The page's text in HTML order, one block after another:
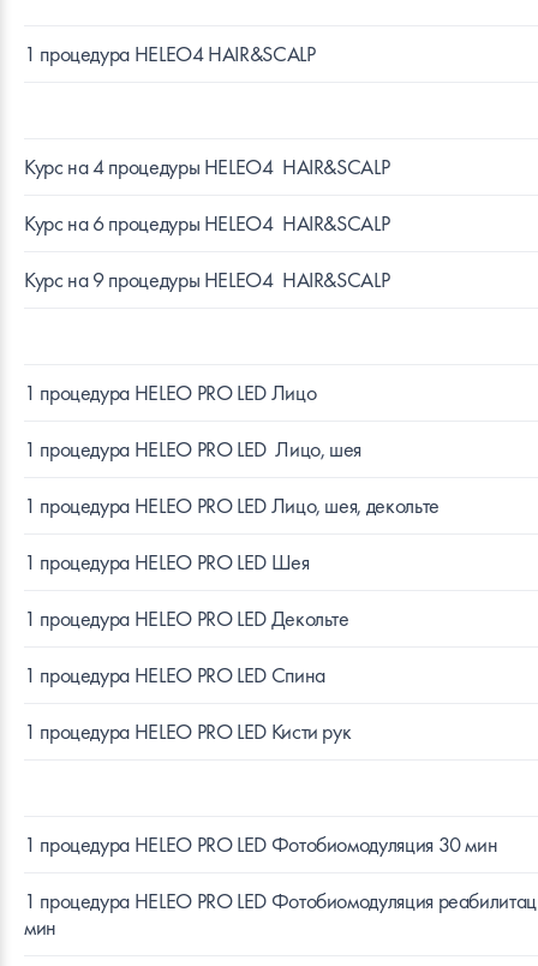
1 процедура HELEO4 HAIR&SCALP
Курс на 4 процедуры HELEO4 HAIR&SCALP
Курс на 6 процедуры HELEO4 HAIR&SCALP
Курс на 9 процедуры HELEO4 HAIR&SCALP
1 процедура HELEO PRO LED Лицо
1 процедура HELEO PRO LED Лицо, шея
1 процедура HELEO PRO LED Лицо, шея, декольте
1 процедура HELEO PRO LED Шея
1 процедура HELEO PRO LED Декольте
1 процедура HELEO PRO LED Спина
1 процедура HELEO PRO LED Кисти рук
1 процедура HELEO PRO LED Фотобиомодуляция 30 мин
1 процедура HELEO PRO LED Фотобиомодуляция
мин